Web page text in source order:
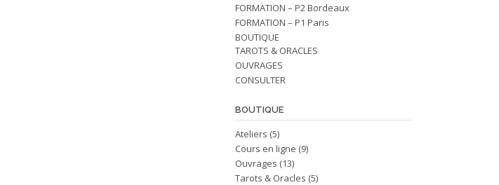
FORMATION – P2 Bordeaux
FORMATION – P1 Paris
BOUTIQUE
TAROTS & ORACLES
OUVRAGES
CONSULTER
BOUTIQUE
Ateliers (5)
Cours en ligne (9)
Ouvrages (13)
Tarots & Oracles (5)